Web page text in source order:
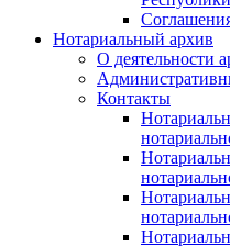
Нотариальный архив
О деятельности
Контакты